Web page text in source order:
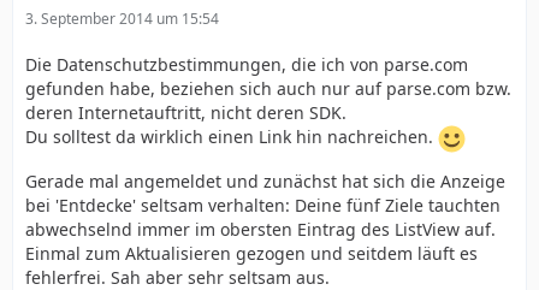
3. September 2014 um 15:54
Die Datenschutzbestimmungen, die ich von parse.com
gefunden habe, beziehen sich auch nur auf parse.com bzw.
deren Internetauftritt, nicht deren SDK.
Du solltest da wirklich einen Link hin nachreichen.
Gerade mal angemeldet und zunächst hat sich die Anzeige
bei 'Entdecke' seltsam verhalten: Deine fünf Ziele tauchten
abwechselnd immer im obersten Eintrag des ListView auf.
Einmal zum Aktualisieren gezogen und seitdem läuft es
fehlerfrei. Sah aber sehr seltsam aus.